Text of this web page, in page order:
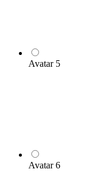
Avatar 5
Avatar 6